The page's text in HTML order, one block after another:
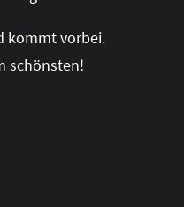
kommt vorbei.
schönsten!